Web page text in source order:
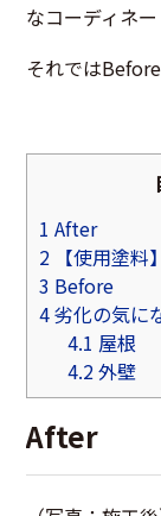
なコーディネー
それでは
1 After
2 【使用塗料】
3 Before
4劣化の気に
4.1 屋根
4.2外壁
After